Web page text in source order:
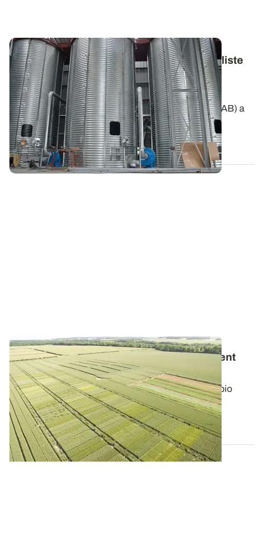
Lutte contre les insectes au stockage - La liste
des produits utilisables en agriculture
biologique s'amenuise
Le Comité National de l’Agriculture Biologique (CNAB) a
décidé de retirer les produits...
08 JUIN 2017
Blé tendre - Des variétés bio majoritairement
d’origine européenne
Actuellement, la plupart des variétés de blé tendre bio
évaluées en France proviennent d...
21 DÉC. 2017